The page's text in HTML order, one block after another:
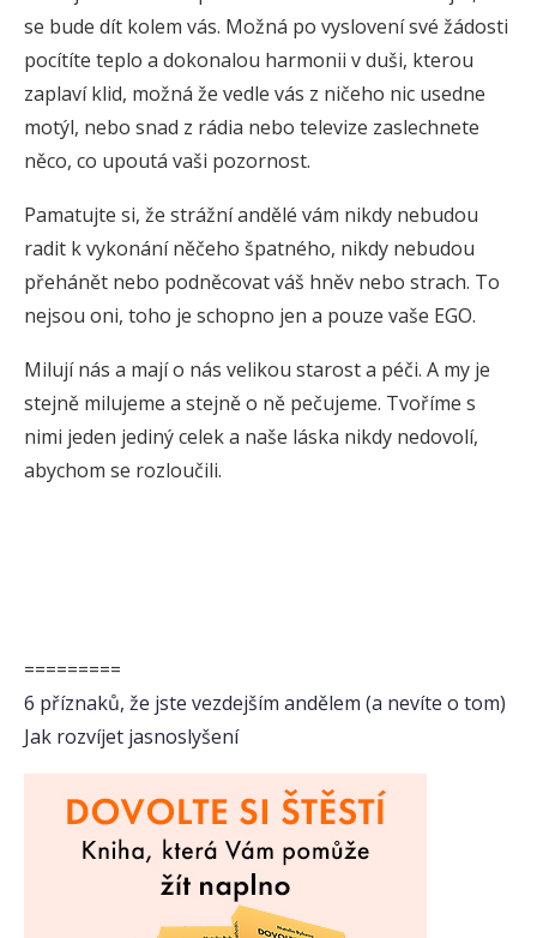
se bude dít kolem vás. Možná po vyslovení své žádosti
pocítíte teplo a dokonalou harmonii v duši, kterou
zaplaví klid, možná že vedle vás z ničeho nic usedne
motýl, nebo snad z rádia nebo televize zaslechnete
něco, co upoutá vaši pozornost.
Pamatujte si, že strážní andělé vám nikdy nebudou
radit k vykonání něčeho špatného, nikdy nebudou
přehánět nebo podněcovat váš hněv nebo strach. To
nejsou oni, toho je schopno jen a pouze vaše EGO.
Milují nás a mají o nás velikou starost a péči. A my je
stejně milujeme a stejně o ně pečujeme. Tvoříme s
nimi jeden jediný celek a naše láska nikdy nedovolí,
abychom se rozloučili.
=========
6 příznaků, že jste vezdejším andělem (a nevíte o tom)
Jak rozvíjet jasnoslyšení